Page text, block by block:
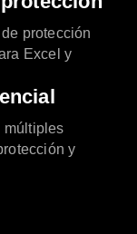
protección
Excel y
múltiples
y